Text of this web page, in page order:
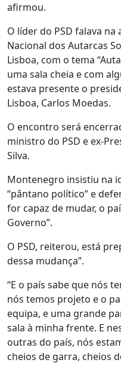
afirmou.
O líder do PSD falava
Nacional dos Autarcas
Lisboa, com o tema
uma sala cheia e com
estava presente o
Lisboa, Carlos Moedas.
O encontro será
ministro do PSD e ex-
Silva.
Montenegro insistiu na
“pântano político” e
for capaz de mudar, o
Governo”.
O PSD, reiterou, está
dessa mudança”.
“E o país sabe que nós
nós temos projeto e o
equipa, e uma grande
sala à minha frente. E
outras do país, nós
cheios de garra, cheios